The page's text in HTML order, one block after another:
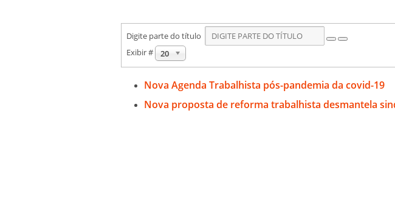
Digite parte do título
Exibir #
20
Nova Agenda Trabalhista pós-pandemia da covid-19
Nova proposta de reforma trabalhista desmantela